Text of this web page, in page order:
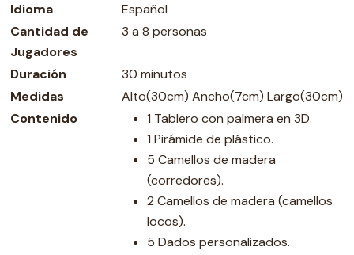
Idioma
Español
Cantidad de
Jugadores
3 a 8 personas
Duración
30 minutos
Medidas
Alto(30cm) Ancho(7cm) Largo(30cm)
Contenido
1 Tablero con palmera en 3D.
1 Pirámide de plástico.
5 Camellos de madera
(corredores).
2 Camellos de madera (camellos
locos).
5 Dados personalizados.